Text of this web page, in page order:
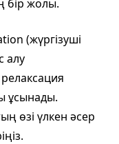
бір жолы.
(жүргізуші
алу
ұсынады.
өзі үлкен әсер